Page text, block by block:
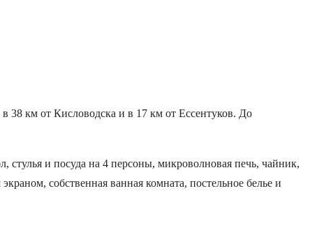
38 км от Кисловодска и в 17 км от Ессентуков. До
стулья и посуда на 4 персоны, микроволновая печь, чайник,
собственная ванная комната, постельное белье и